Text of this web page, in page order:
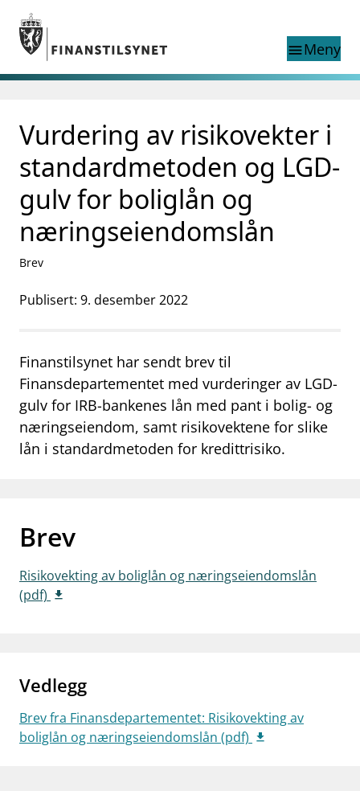
Gå til hovedinnhold
Gå til søkesiden
menuMeny
nettstedet
language
English
exist in English
English home page
Tilsyn
Aktuelt
Finanstilsynets registre
Tema
mail_outline Kontakt oss
work_outlineJobb hos oss
dashboard Informasjon for investorer
notifications_none Abonner på nyhetsvarsel
Vurdering av risikovekter i
standardmetoden og LGD-
gulv for boliglån og
næringseiendomslån
Brev
Publisert: 9. desember 2022
Finanstilsynet har sendt brev til
Finansdepartementet med vurderinger av LGD-
gulv for IRB-bankenes lån med pant i bolig- og
næringseiendom, samt risikovektene for slike
lån i standardmetoden for kredittrisiko.
Brev
Risikovekting av boliglån og næringseiendomslån
(pdf)
Vedlegg
Brev fra Finansdepartementet: Risikovekting av
boliglån og næringseiendomslån (pdf)